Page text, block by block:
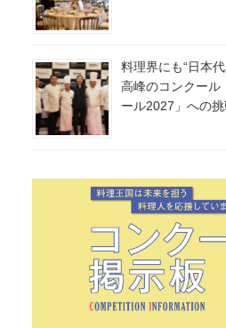
料理界にも“日本
高峰のコンクール
ール2027」への